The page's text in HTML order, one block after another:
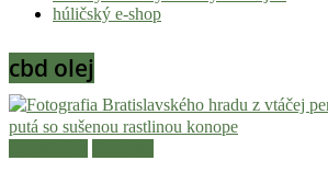
stoner
kultúry
Vitaj
v
komunite,
húličský e-shop
cbd olej